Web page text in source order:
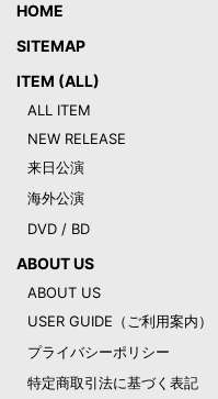
HOME
SITEMAP
ITEM (ALL)
ALL ITEM
NEW RELEASE
来日公演
海外公演
DVD / BD
ABOUT US
ABOUT US
USER GUIDE（ご利用案内）
プライバシーポリシー
特定商取引法に基づく表記